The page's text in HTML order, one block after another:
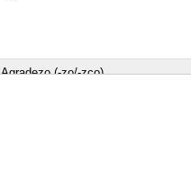
Agradezo (-zo/-zco)